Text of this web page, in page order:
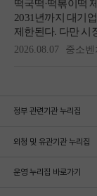
정부 관련기관 누리집
외청 및 유관기관 누리집
운영 누리집 바로가기